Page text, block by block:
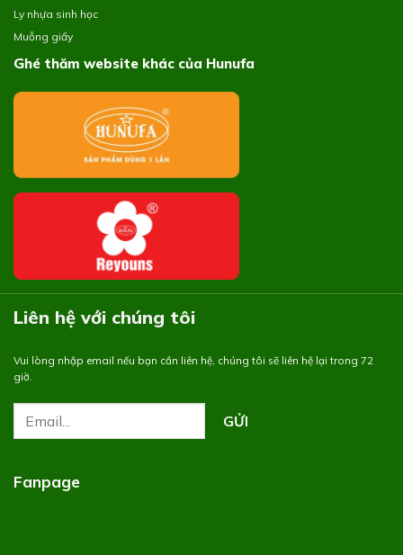
Ly nhựa sinh học
Muỗng giấy
Ghé thăm website khác của Hunufa
Liên hệ với chúng tôi
Vui lòng nhập email nếu bạn cần liên hệ, chúng tôi sẽ liên hệ lại trong 72
giờ.
Fanpage